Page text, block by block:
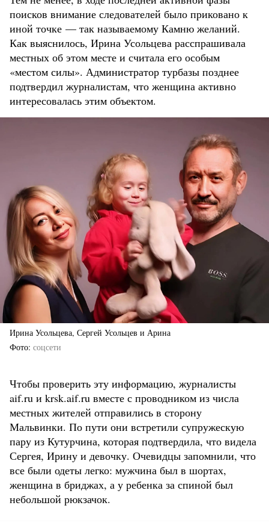
поисков внимание следователей было приковано к
иной точке — так называемому Камню желаний.
Как выяснилось, Ирина Усольцева расспрашивала
местных об этом месте и считала его особым
«местом силы». Администратор турбазы позднее
подтвердил журналистам, что женщина активно
интересовалась этим объектом.
Ирина Усольцева, Сергей Усольцев и Арина
Фото соцсети
Чтобы проверить эту информацию, журналисты
aif.ru и krsk.aif.ru вместе с проводником из числа
местных жителей отправились в сторону
Мальвинки. По пути они встретили супружескую
пару из Кутурчина, которая подтвердила, что видела
Сергея, Ирину и девочку. Очевидцы запомнили, что
все были одеты легко: мужчина был в шортах,
женщина в бриджах, а у ребенка за спиной был
небольшой рюкзачок.